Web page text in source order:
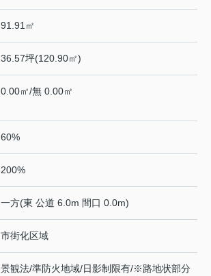
91.91㎡
36.57坪(120.90㎡)
0.00㎡/無 0.00㎡
60%
200%
一方(東 公道 6.0m 間口 0.0m)
市街化区域
景観法/準防火地域/日影制限有/※路地状部分